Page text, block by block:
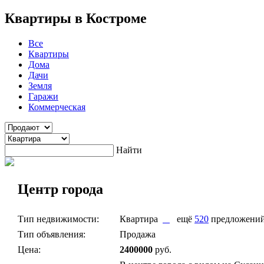
Квартиры в Костроме
Все
Квартиры
Дома
Дачи
Земля
Гаражи
Коммерческая
Найти
Центр города
Тип недвижимости: Квартира ещё 520
Тип объявления:
Продажа
Цена:
2400000 руб.